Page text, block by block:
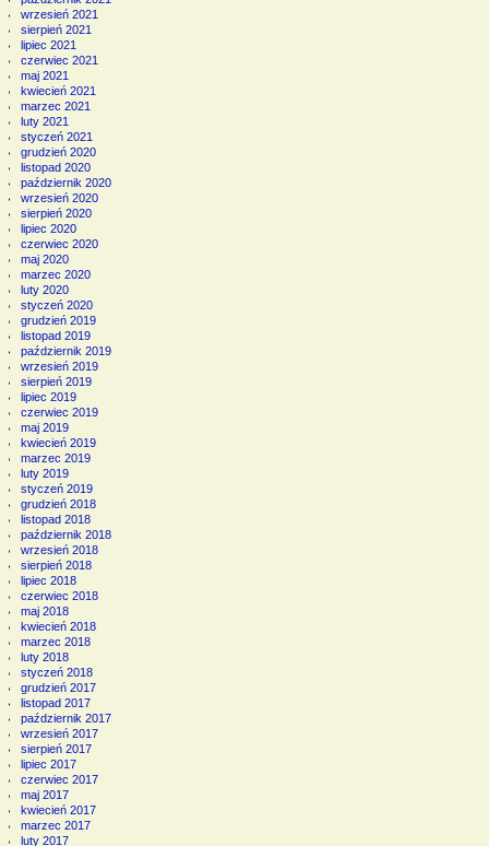
wrzesień 2021
sierpień 2021
lipiec 2021
czerwiec 2021
maj 2021
kwiecień 2021
marzec 2021
luty 2021
styczeń 2021
grudzień 2020
listopad 2020
październik 2020
wrzesień 2020
sierpień 2020
lipiec 2020
czerwiec 2020
maj 2020
marzec 2020
luty 2020
styczeń 2020
grudzień 2019
listopad 2019
październik 2019
wrzesień 2019
sierpień 2019
lipiec 2019
czerwiec 2019
maj 2019
kwiecień 2019
marzec 2019
luty 2019
styczeń 2019
grudzień 2018
listopad 2018
październik 2018
wrzesień 2018
sierpień 2018
lipiec 2018
czerwiec 2018
maj 2018
kwiecień 2018
marzec 2018
luty 2018
styczeń 2018
grudzień 2017
listopad 2017
październik 2017
wrzesień 2017
sierpień 2017
lipiec 2017
czerwiec 2017
maj 2017
kwiecień 2017
marzec 2017
luty 2017